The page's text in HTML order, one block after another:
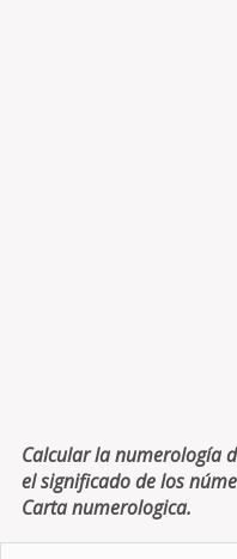
Calcular la numerología
el significado de los
Carta numerologica.